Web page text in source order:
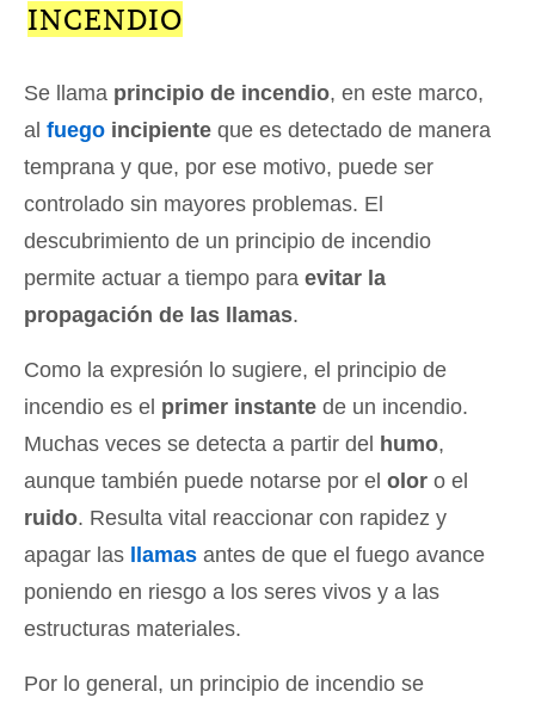
INCENDIO
Se llama principio de incendio, en este marco,
al fuego incipiente que es detectado de manera
temprana y que, por ese motivo, puede ser
controlado sin mayores problemas. El
descubrimiento de un principio de incendio
permite actuar a tiempo para evitar la
propagación de las llamas.
Como la expresión lo sugiere, el principio de
incendio es el primer instante de un incendio.
Muchas veces se detecta a partir del humo,
aunque también puede notarse por el olor o el
ruido. Resulta vital reaccionar con rapidez y
apagar las
llamas antes de que el fuego avance
poniendo en riesgo a los seres vivos y a las
estructuras materiales.
Por lo general, un principio de incendio se